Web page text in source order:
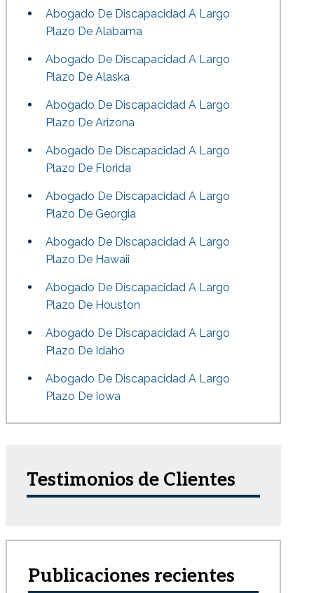
Abogado De Discapacidad A Largo
Plazo De Alabama
Abogado De Discapacidad A Largo
Plazo De Alaska
Abogado De Discapacidad A Largo
Plazo De Arizona
Abogado De Discapacidad A Largo
Plazo De Florida
Abogado De Discapacidad A Largo
Plazo De Georgia
Abogado De Discapacidad A Largo
Plazo De Hawaii
Abogado De Discapacidad A Largo
Plazo De Houston
Abogado De Discapacidad A Largo
Plazo De Idaho
Abogado De Discapacidad A Largo
Plazo De Iowa
Testimonios de Clientes
Publicaciones recientes